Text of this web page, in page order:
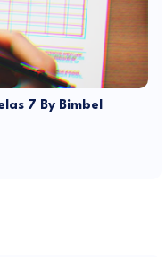
7 By Bimbel